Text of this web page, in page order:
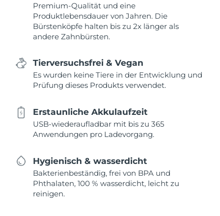
Premium-Qualität und eine
Produktlebensdauer von Jahren. Die
Bürstenköpfe halten bis zu 2x länger als
andere Zahnbürsten.
Tierversuchsfrei & Vegan
Es wurden keine Tiere in der Entwicklung und
Prüfung dieses Produkts verwendet.
Erstaunliche Akkulaufzeit
USB-wiederaufladbar mit bis zu 365
Anwendungen pro Ladevorgang.
Hygienisch & wasserdicht
Bakterienbeständig, frei von BPA und
Phthalaten, 100 % wasserdicht, leicht zu
reinigen.